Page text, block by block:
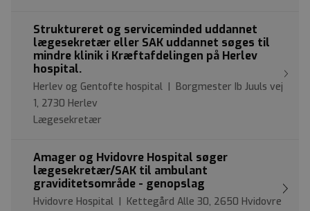
Struktureret og serviceminded uddannet
lægesekretær eller SAK uddannet søges til
mindre klinik i Kræftafdelingen på Herlev
hospital.
Herlev og Gentofte hospital | Borgmester Ib Juuls vej
1, 2730 Herlev
Lægesekretær
Amager og Hvidovre Hospital søger
lægesekretær/SAK til ambulant
graviditetsområde - genopslag
Hvidovre Hospital | Kettegård Alle 30, 2650 Hvidovre